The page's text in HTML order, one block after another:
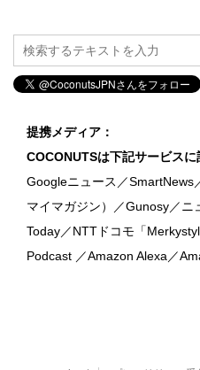
提携メディア：
COCONUTSは下記サービスに
Googleニュース／
マイマガジン）／Gunosy／ニ
Today／NTTドコモ「
Podcast ／Amazon Alexa／